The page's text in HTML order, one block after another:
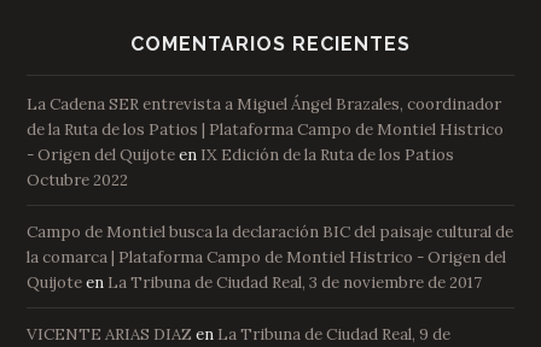
COMENTARIOS RECIENTES
La Cadena SER entrevista a Miguel Ángel Brazales, coordinador
de la Ruta de los Patios | Plataforma Campo de Montiel Histrico
- Origen del Quijoteen IX Edición de la Ruta de los Patios
Octubre 2022
Campo de Montiel busca la declaración BIC del paisaje cultural de
la comarca | Plataforma Campo de Montiel Histrico - Origen del
Quijoteen La Tribuna de Ciudad Real, 3 de noviembre de 2017
VICENTE ARIAS DIAZ en La Tribuna de Ciudad Real, 9 de